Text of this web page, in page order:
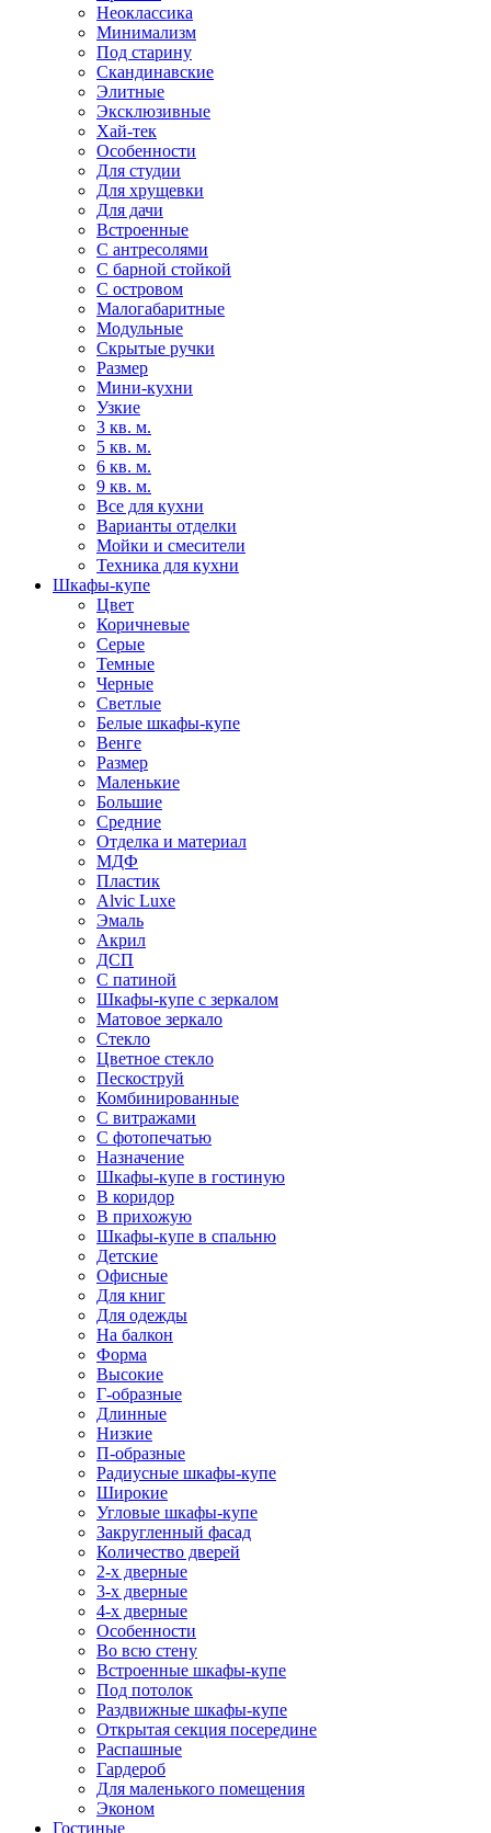
Неоклассика
Минимализм
Под старину
Скандинавские
Элитные
Эксклюзивные
Хай-тек
Особенности
Для студии
Для хрущевки
Для дачи
Встроенные
С антресолями
С барной стойкой
С островом
Малогабаритные
Модульные
Скрытые ручки
Размер
Мини-кухни
Узкие
3 кв. м.
5 кв. м.
6 кв. м.
9 кв. м.
Все для кухни
Варианты отделки
Мойки и смесители
Техника для кухни
Шкафы-купе
Цвет
Коричневые
Серые
Темные
Черные
Светлые
Белые шкафы-купе
Венге
Размер
Маленькие
Большие
Средние
Отделка и материал
МДФ
Пластик
Alvic Luxe
Эмаль
Акрил
ДСП
С патиной
Шкафы-купе с зеркалом
Матовое зеркало
Стекло
Цветное стекло
Пескоструй
Комбинированные
С витражами
С фотопечатью
Назначение
Шкафы-купе в гостиную
В коридор
В прихожую
Шкафы-купе в спальню
Детские
Офисные
Для книг
Для одежды
На балкон
Форма
Высокие
Г-образные
Длинные
Низкие
П-образные
Радиусные шкафы-купе
Широкие
Угловые шкафы-купе
Закругленный фасад
Количество дверей
2-х дверные
3-х дверные
4-х дверные
Особенности
Во всю стену
Встроенные шкафы-купе
Под потолок
Раздвижные шкафы-купе
Открытая секция посередине
Распашные
Гардероб
Для маленького помещения
Эконом
Гостиные